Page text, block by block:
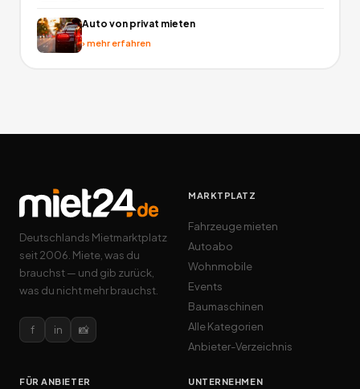
Auto von privat mieten
›mehr erfahren
Deutschlands Mietmarktplatz
seit 2006. Miete, was du
brauchst — und gib zurück,
was du nicht mehr brauchst.
f in 📸
MARKTPLATZ
Fahrzeuge mieten
Autoabo
Wohnmobile
Events
Baumaschinen
Alle Kategorien
Anbieter-Verzeichnis
FÜR ANBIETER UNTERNEHMEN